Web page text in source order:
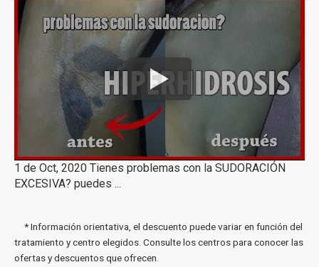
1 de Oct, 2020 Tienes problemas con la SUDORACIÓN
EXCESIVA? puedes ...
* Información orientativa, el descuento puede variar en función del
tratamiento y centro elegidos. Consulte los centros para conocer las
ofertas y descuentos que ofrecen.